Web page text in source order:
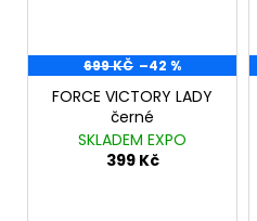
699 KČ –42 %
FORCE VICTORY LADY
černé
SKLADEM EXPO
399 Kč